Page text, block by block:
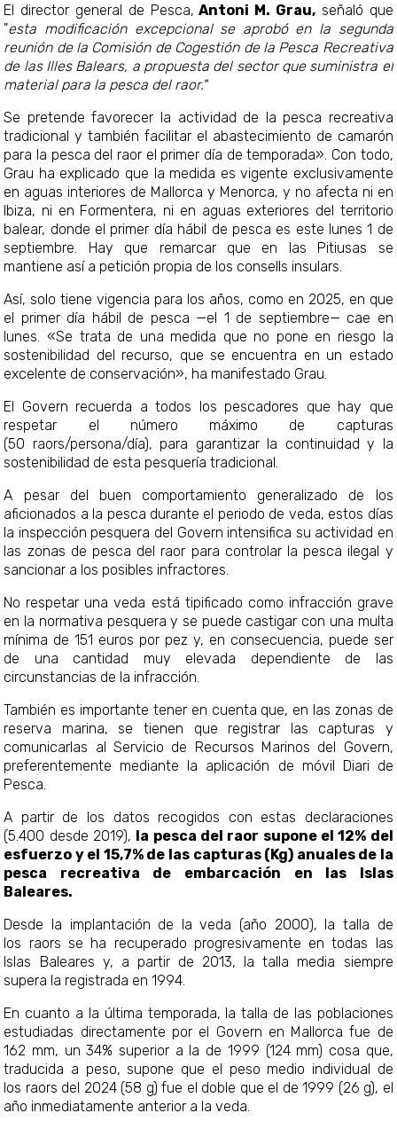
El director general de Pesca, Antoni M. Grau,señaló que
"esta modificación excepcional se aprobó en la segunda
reunión de la Comisión de Cogestión de la Pesca Recreativa
de las Illes Balears, a propuesta del sector que suministra el
material para la pesca del raor."
Se pretende favorecer la actividad de la pesca recreativa
tradicional y también facilitar el abastecimiento de camarón
para la pesca del raor el primer día de temporada». Con todo,
Grau ha explicado que la medida es vigente exclusivamente
en aguas interiores de Mallorca y Menorca, y no afecta ni en
Ibiza, ni en Formentera, ni en aguas exteriores del territorio
balear, donde el primer día hábil de pesca es este lunes 1 de
septiembre. Hay que remarcar que en las Pitiusas se
mantiene así a petición propia de los consells insulars.
Así, solo tiene vigencia para los años, como en 2025, en que
el primer día hábil de pesca —el 1 de septiembre— cae en
lunes. «Se trata de una medida que no pone en riesgo la
sostenibilidad del recurso, que se encuentra en un estado
excelente de conservación», ha manifestado Grau.
El Govern recuerda a todos los pescadores que hay que
respetar el número máximo de capturas
(50 raors/persona/día), para garantizar la continuidad y la
sostenibilidad de esta pesquería tradicional.
A pesar del buen comportamiento generalizado de los
aficionados a la pesca durante el periodo de veda, estos días
la inspección pesquera del Govern intensifica su actividad en
las zonas de pesca del raor para controlar la pesca ilegal y
sancionar a los posibles infractores.
No respetar una veda está tipificado como infracción grave
en la normativa pesquera y se puede castigar con una multa
mínima de 151 euros por pez y, en consecuencia, puede ser
de una cantidad muy elevada dependiente de las
circunstancias de la infracción.
También es importante tener en cuenta que, en las zonas de
reserva marina, se tienen que registrar las capturas y
comunicarlas al Servicio de Recursos Marinos del Govern,
preferentemente mediante la aplicación de móvil Diari de
Pesca.
A partir de los datos recogidos con estas declaraciones
(5.400 desde 2019), la pesca del raor supone el 12% del
esfuerzo y el 15,7% de las capturas (Kg) anuales de la
pesca recreativa de embarcación en las Islas
Baleares.
Desde la implantación de la veda (año 2000), la talla de
los raors se ha recuperado progresivamente en todas las
Islas Baleares y, a partir de 2013, la talla media siempre
supera la registrada en 1994.
En cuanto a la última temporada, la talla de las poblaciones
estudiadas directamente por el Govern en Mallorca fue de
162 mm, un 34% superior a la de 1999 (124 mm) cosa que,
traducida a peso, supone que el peso medio individual de
los raors del 2024 (58 g) fue el doble que el de 1999 (26 g), el
año inmediatamente anterior a la veda.